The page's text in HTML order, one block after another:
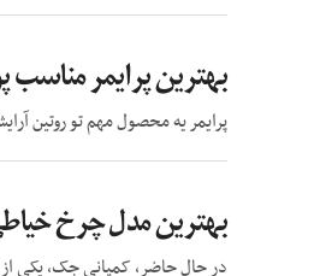
بهترین پرایمر
پرایمر یه محصول مهم تو روتین
بهترین مدل چرخ
در حال حاضر، کمپانی جک، یکی از